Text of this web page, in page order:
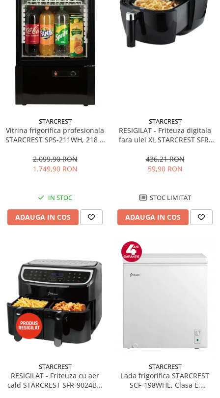
STARCREST
Vitrina frigorifica profesionala
STARCREST SPS-211WH, 218 L,
LED, H 141 cm, Negru
2.099,90 RON
1.749,90 RON
IN STOC
ADAUGA IN COS
STARCREST
RESIGILAT - Friteuza digitala
fara ulei XL STARCREST SFR-
Termostat 80 - 200 °C, 8
programe predefinite, Negru
436,21 RON
59,90 RON
STOC LIMITAT
ADAUGA IN COS
STARCREST
RESIGILAT - Friteuza cu aer
cald STARCREST SFR-9024BK,
STARCREST
Lada frigorifica STARCREST
SCF-198WHE, Clasa E,